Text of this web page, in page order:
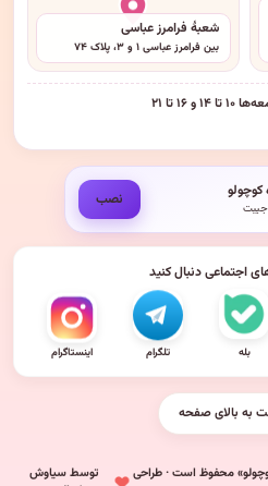
شعبهٔ فرامرز عباسی
بین فرامرز عباسی ۱ و ۳، پلاک ۷۴
نصب
اجتماعی دنبال کنید
بله تلگرام اینستاگرام
به بالای صفحه
محفوظ است · طراحی
توسط سیاوش